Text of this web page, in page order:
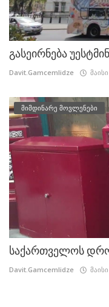
გასეირნება
Davit.Gamcemlidze
მიმდინარე მოვლენები
საქართველოს
Davit.Gamcemlidze